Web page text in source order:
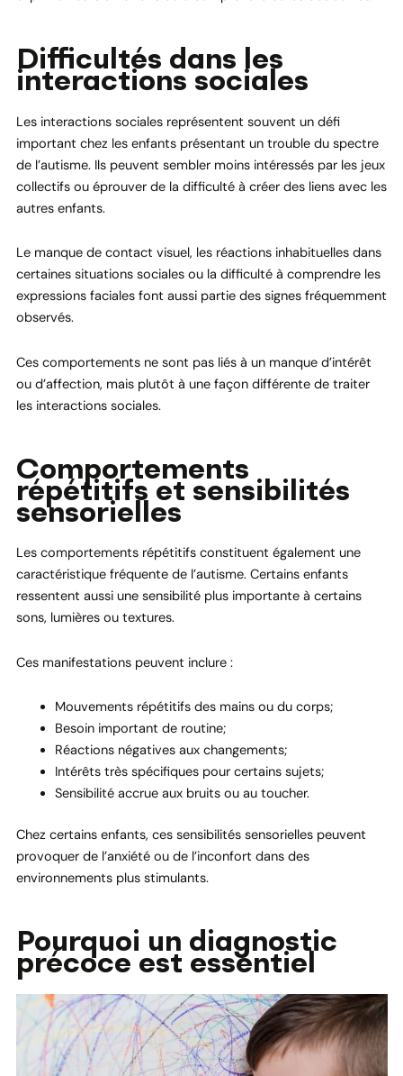
Difficultés dans les
interactions sociales
Les interactions sociales représentent souvent un défi
important chez les enfants présentant un trouble du spectre
de l’autisme. Ils peuvent sembler moins intéressés par les jeux
collectifs ou éprouver de la difficulté à créer des liens avec les
autres enfants.
Le manque de contact visuel, les réactions inhabituelles dans
certaines situations sociales ou la difficulté à comprendre les
expressions faciales font aussi partie des signes fréquemment
observés.
Ces comportements ne sont pas liés à un manque d’intérêt
ou d’affection, mais plutôt à une façon différente de traiter
les interactions sociales.
Comportements
répétitifs et sensibilités
sensorielles
Les comportements répétitifs constituent également une
caractéristique fréquente de l’autisme. Certains enfants
ressentent aussi une sensibilité plus importante à certains
sons, lumières ou textures.
Ces manifestations peuvent inclure :
Mouvements répétitifs des mains ou du corps;
Besoin important de routine;
Réactions négatives aux changements;
Intérêts très spécifiques pour certains sujets;
Sensibilité accrue aux bruits ou au toucher.
Chez certains enfants, ces sensibilités sensorielles peuvent
provoquer de l’anxiété ou de l’inconfort dans des
environnements plus stimulants.
Pourquoi un diagnostic
précoce est essentiel